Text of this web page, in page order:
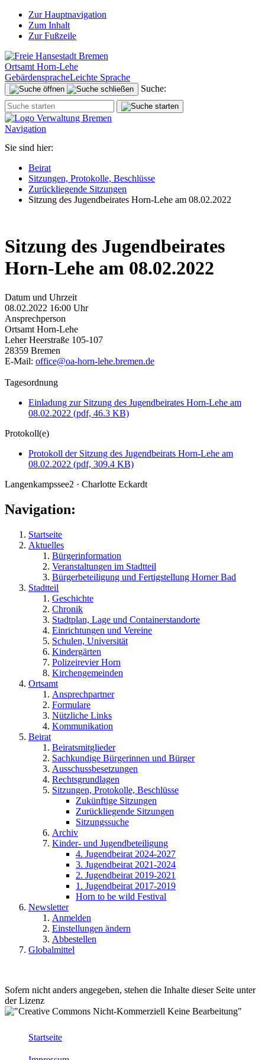
Zur Hauptnavigation
Zum Inhalt
Zur Fußzeile
Ortsamt Horn-Lehe
GebärdenspracheLeichte Sprache
Suche:
Navigation
Sie sind hier:
Beirat
Sitzungen, Protokolle, Beschlüsse
Zurückliegende Sitzungen
Sitzung des Jugendbeirates Horn-Lehe am 08.02.2022
Sitzung des Jugendbeirates
Horn-Lehe am 08.02.2022
Datum und Uhrzeit
08.02.2022 16:00 Uhr
Ansprechperson
Ortsamt Horn-Lehe
Leher Heerstraße 105-107
28359 Bremen
E-Mail: office@oa-horn-lehe.bremen.de
Tagesordnung
Einladung zur Sitzung des Jugendbeirates Horn-Lehe am
08.02.2022 (pdf, 46.3 KB)
Protokoll(e)
Protokoll der Sitzung des Jugendbeirats Horn-Lehe am
08.02.2022 (pdf, 309.4 KB)
Langenkampssee2 · Charlotte Eckardt
Navigation:
Startseite
Aktuelles
Bürgerinformation
Veranstaltungen im Stadtteil
Bürgerbeteiligung und Fertigstellung Horner Bad
Stadtteil
Geschichte
Chronik
Stadtplan, Lage und Containerstandorte
Einrichtungen und Vereine
Schulen, Universität
Kindergärten
Polizeirevier Horn
Kirchengemeinden
Ortsamt
Ansprechpartner
Formulare
Nützliche Links
Kommunikation
Beirat
Beiratsmitglieder
Sachkundige Bürgerinnen und Bürger
Ausschussbesetzungen
Rechtsgrundlagen
Sitzungen, Protokolle, Beschlüsse
Zukünftige Sitzungen
Zurückliegende Sitzungen
Sitzungssuche
Archiv
Kinder- und Jugendbeteiligung
4. Jugendbeirat 2024-2027
3. Jugendbeirat 2021-2024
2. Jugendbeirat 2019-2021
1. Jugendbeirat 2017-2019
Horn to be wild Festival
Newsletter
Anmelden
Einstellungen ändern
Abbestellen
Globalmittel
Sofern nicht anders angegeben, stehen die Inhalte dieser Seite unter
der Lizenz
Startseite